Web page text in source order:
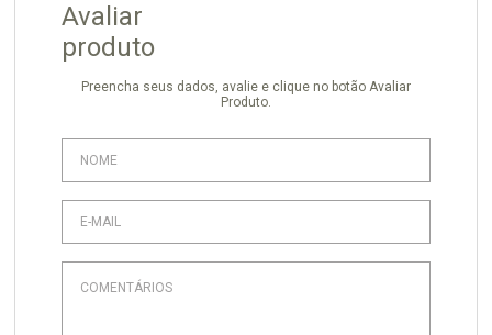
Avaliar
produto
Preencha seus dados, avalie e clique no botão Avaliar
Produto.